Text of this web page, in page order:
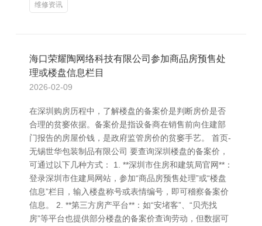
维修资讯
海口荣耀陶网络科技有限公司参加商品房预售处
理或楼盘信息栏目
2026-02-09
在深圳购房历程中，了解楼盘的备案价是判断房价是否
合理的贫窭依据。备案价是指设备商在销售前向住建部
门报告的房屋价钱，是政府监管房价的贫窭手艺。 首页-
无锡世华包装制品有限公司 要查询深圳楼盘的备案价，
可通过以下几种方式： 1. **深圳市住房和建筑局官网**：
登录深圳市住建局网站，参加“商品房预售处理”或“楼盘
信息”栏目，输入楼盘称号或表情编号，即可稽察备案价
信息。 2. **第三方房产平台**：如“安堵客”、“贝壳找
房”等平台也提供部分楼盘的备案价查询劳动，但数据可